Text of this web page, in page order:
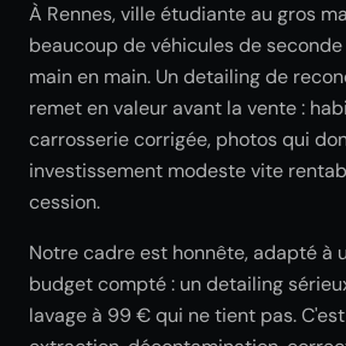
À Rennes, ville étudiante au gros
beaucoup de véhicules de
main en main. Un detailing de
remet en valeur avant la vente :
carrosserie corrigée, photos qui
investissement modeste vite
cession.
Notre cadre est honnête, adapté à
budget compté : un detailing
lavage à 99 € qui ne tient pas.